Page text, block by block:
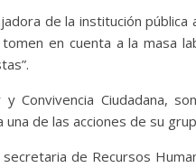
de la institución pública
en cuenta a la masa
Convivencia Ciudadana,
de las acciones de su
secretaria de Recursos